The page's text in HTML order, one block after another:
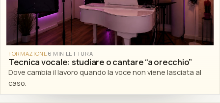
FORMAZIONE 6 MIN LETTURA
Tecnica vocale: studiare o cantare “a orecchio”
Dove cambia il lavoro quando la voce non viene lasciata al
caso.